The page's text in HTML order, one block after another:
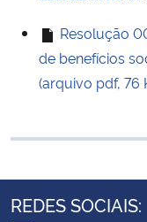
Resolução
de benefícios
(arquivo pdf, 76
REDES SOCIAIS: